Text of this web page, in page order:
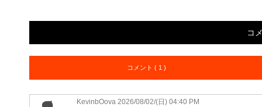
コ
コメント ( 1 )
KevinbOova 2026/08/02/(日) 04:40 PM